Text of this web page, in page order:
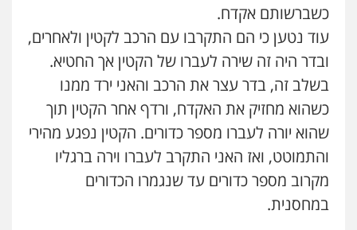
גל דהן – משרד עורך דין פלילי
פשיעה חמורה מעצרים
וחקירות
0544723840
עו"ד ראוף נג'אר
פלילי עורכי דין לענייני אסירים מעצרים
סמים רכוש
0548009246
כשברשותם אקדח.
עוד נטען כי הם התקרבו עם הרכב לקטין ולאחרים,
ובדר היה זה שירה לעברו של הקטין אך החטיא.
בשלב זה, בדר עצר את הרכב והאני ירד ממנו
כשהוא מחזיק את האקדח, ורדף אחר הקטין תוך
שהוא יורה לעברו מספר כדורים. הקטין נפגע מהירי
והתמוטט, ואז האני התקרב לעברו וירה ברגליו
מקרוב מספר כדורים עד שנגמרו הכדורים
במחסנית.